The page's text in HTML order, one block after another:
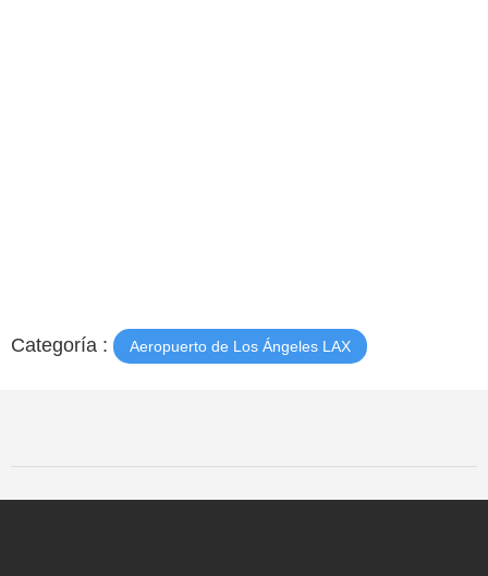
Categoría : Aeropuerto de Los Ángeles LAX